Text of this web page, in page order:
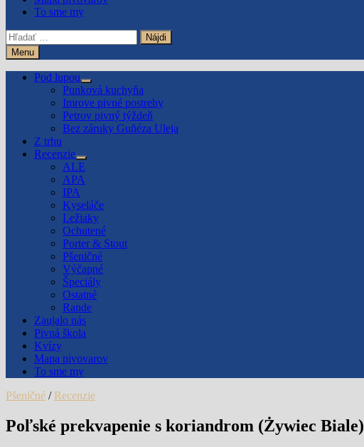
To sme my
Hľadať:
Menu
Pod lupou
Show
sub
menu
Punková kuchyňa
Imrove pivné postrehy
Petrov pivný týždeň
Bez záruky Guñéza Uleja
Z trhu
Recenzie
Show
sub
menu
ALE
APA
IPA
Kyseláče
Ležiaky
Ochutené
Porter & Stout
Pšeničné
Výčapné
Špeciály
Ostatné
Rande
Zaujalo nás
Pivná škola
Kvízy
Mapa pivovarov
To sme my
Pšeničné / Recenzie
Poľské prekvapenie s koriandrom (Żywiec Biale)